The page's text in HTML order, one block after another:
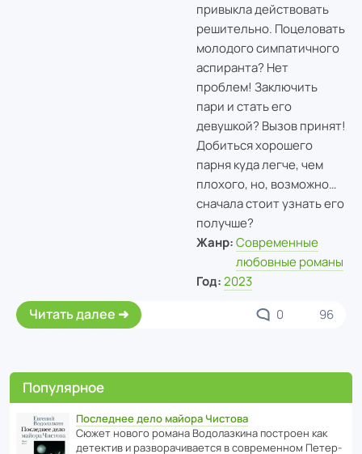
привыкла действовать
решительно. Поцеловать
молодого симпатичного
аспиранта? Нет
проблем! Заключить
пари и стать его
девушкой? Вызов принят!
Добиться хорошего
парня куда легче, чем
плохого, но, возможно…
сначала стоит узнать его
получше?
Жанр: Современные
любовные романы
Год: 2023
Читать далее 0 96
Популярное
Последнее дело майора Чистова
Сюжет нового романа Водо­ла­з­кина пост­роен как
дете­ктив и разво­ра­чи­ва­ется в совре­менном Пете­р­